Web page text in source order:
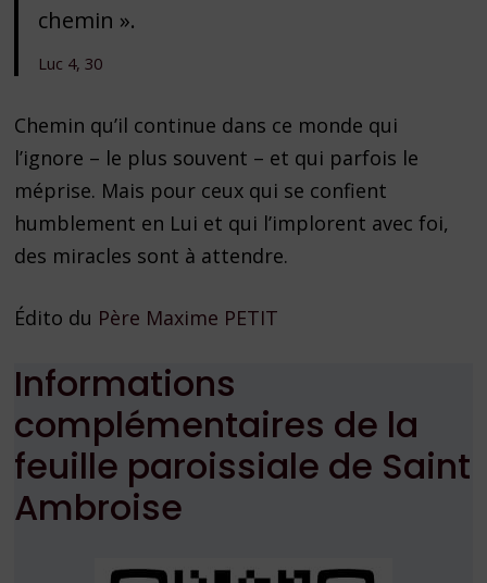
chemin ».
Luc 4, 30
Chemin qu’il continue dans ce monde qui
l’ignore – le plus souvent – et qui parfois le
méprise. Mais pour ceux qui se confient
humblement en Lui et qui l’implorent avec foi,
des miracles sont à attendre.
Édito du Père Maxime PETIT
Informations
complémentaires de la
feuille paroissiale de Saint
Ambroise